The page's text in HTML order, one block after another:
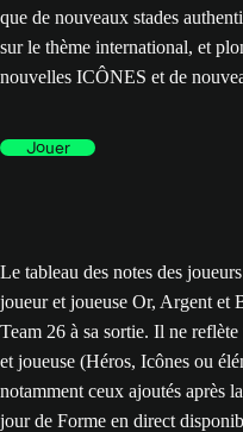
que de nouveaux stades
sur le thème international, et
nouvelles ICÔNES et de
Jouer
Le tableau des notes des
joueur et joueuse Or, Argent et
Team 26 à sa sortie. Il ne
et joueuse (Héros, Icônes ou
notamment ceux ajoutés après
jour de Forme en direct